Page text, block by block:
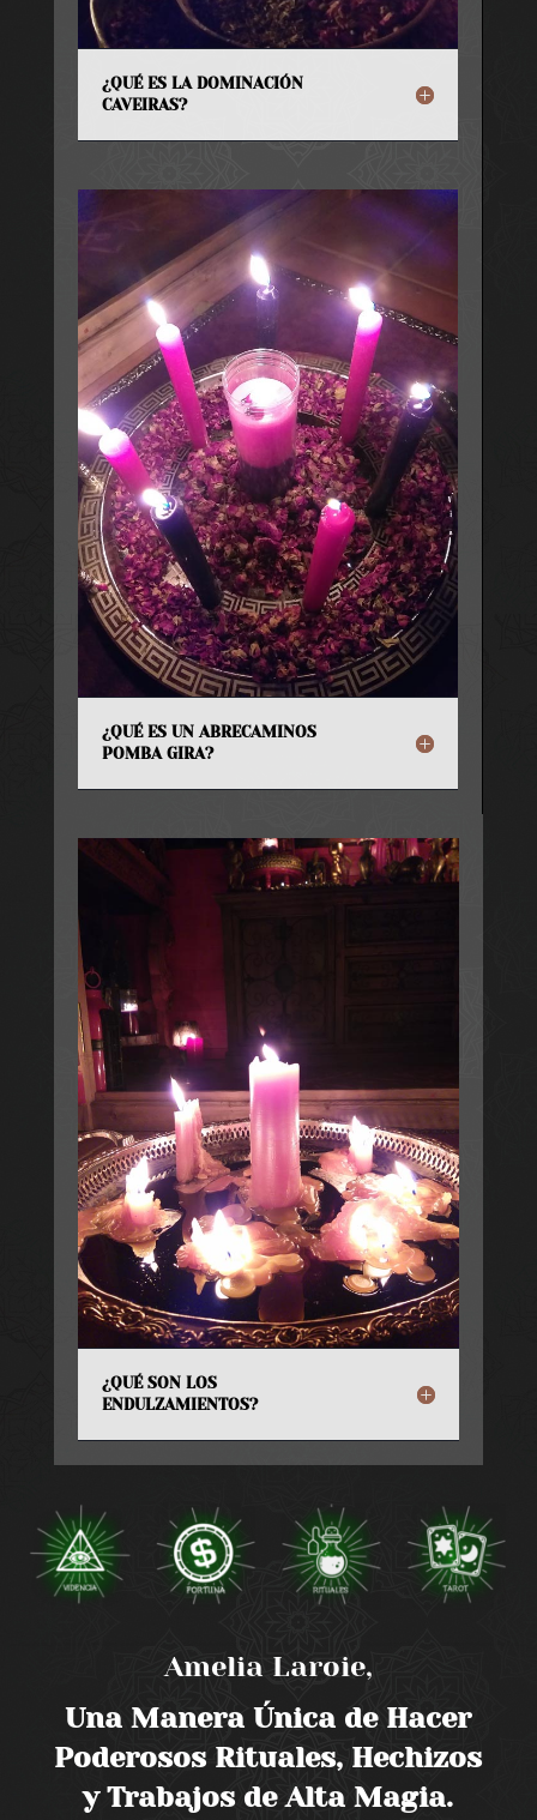
¿QUÉ ES LA DOMINACIÓN
CAVEIRAS?
¿QUÉ ES UN ABRECAMINOS
POMBA GIRA?
¿QUÉ SON LOS
ENDULZAMIENTOS?
Amelia Laroie,
Una Manera Única de Hacer
Poderosos Rituales, Hechizos
y Trabajos de Alta Magia.